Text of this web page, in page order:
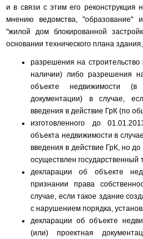
и в связи с этим его реконструкция
мнению ведомства, "образование"
"жилой дом блокированной
основании технического плана
разрешения на
наличии) либо разрешения
объекте недвижимости (в
документации) в случае,
введения в действие ГрК (по
изготовленного до
объекта недвижимости в
введения в действие ГрК, но
осуществлен государственный
декларации об объекте
признании права
случае, если такое здание
с нарушением порядка,
декларации об объекте
(или) проектная